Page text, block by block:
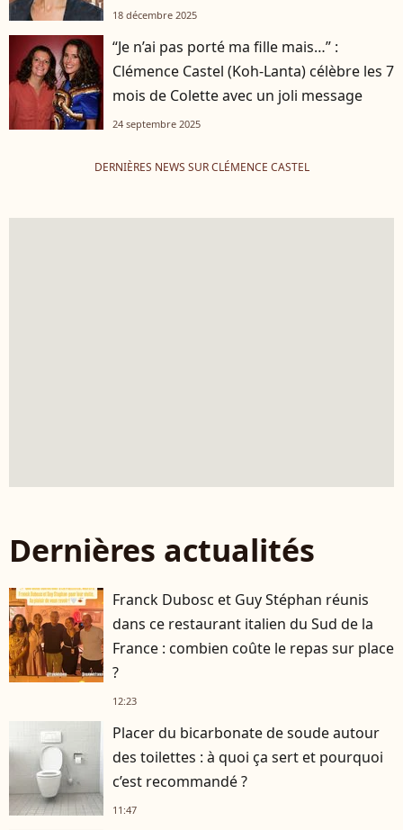
18 décembre 2025
“Je n’ai pas porté ma fille mais…” :
Clémence Castel (Koh-Lanta) célèbre les 7
mois de Colette avec un joli message
24 septembre 2025
DERNIÈRES NEWS SUR CLÉMENCE CASTEL
Dernières actualités
Franck Dubosc et Guy Stéphan réunis
dans ce restaurant italien du Sud de la
France : combien coûte le repas sur place
?
12:23
Placer du bicarbonate de soude autour
des toilettes : à quoi ça sert et pourquoi
c’est recommandé ?
11:47